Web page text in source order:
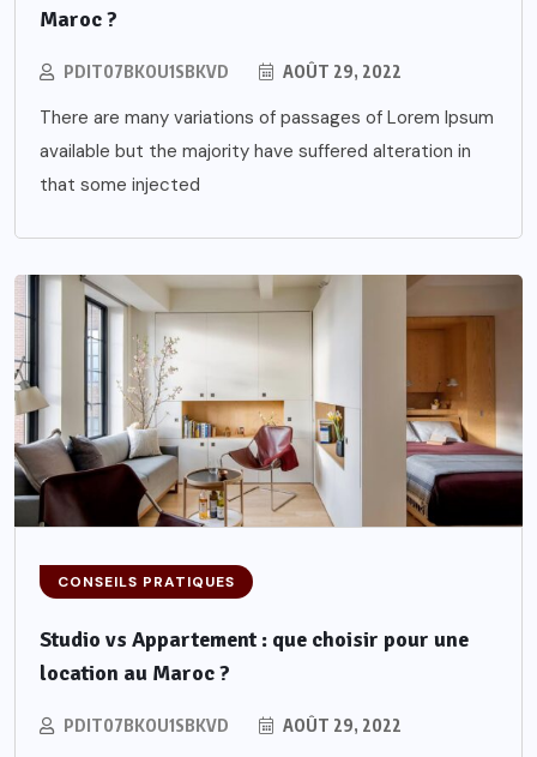
Maroc ?
PDIT07BKOU1SBKVD AOÛT 29, 2022
There are many variations of passages of Lorem Ipsum
available but the majority have suffered alteration in
that some injected
CONSEILS PRATIQUES
Studio vs Appartement : que choisir pour une
location au Maroc ?
PDIT07BKOU1SBKVD AOÛT 29, 2022